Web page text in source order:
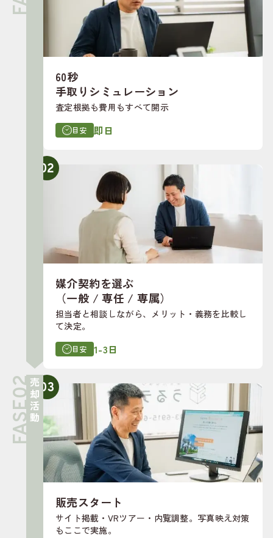
60秒
手取りシミュレーション
査定根拠も費用もすべて開示
目安 即日
02
媒介契約を選ぶ
（一般 / 専任 / 専属）
担当者と相談しながら、メリット・義務を比較し
て決定。
目安 1-3日
売却活動 03
販売スタート
サイト掲載・VRツアー・内覧調整。写真映え対策
もここで実施。